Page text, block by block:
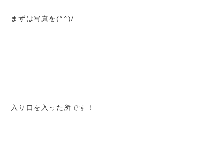
まずは写真を(^^)/
入り口を入った所です！